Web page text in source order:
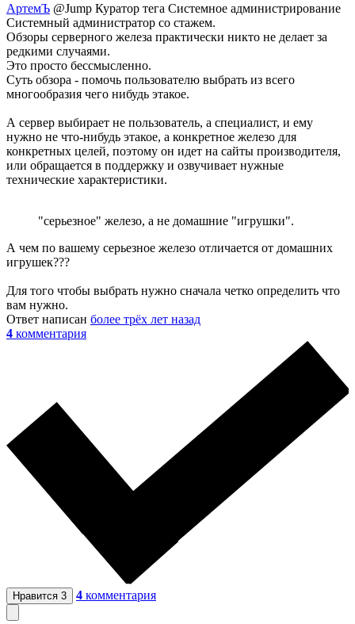
АртемЪ @Jump Куратор тега Системное администрирование
Системный администратор со стажем.
Обзоры серверного железа практически никто не делает за
редкими случаями.
Это просто бессмысленно.
Суть обзора - помочь пользователю выбрать из всего
многообразия чего нибудь этакое.
А сервер выбирает не пользователь, а специалист, и ему
нужно не что-нибудь этакое, а конкретное железо для
конкретных целей, поэтому он идет на сайты производителя,
или обращается в поддержку и озвучивает нужные
технические характеристики.
"серьезное" железо, а не домашние "игрушки".
А чем по вашему серьезное железо отличается от домашних
игрушек???
Для того чтобы выбрать нужно сначала четко определить что
вам нужно.
Ответ написан более трёх лет назад
4 комментария
Нравится 3 4 комментария